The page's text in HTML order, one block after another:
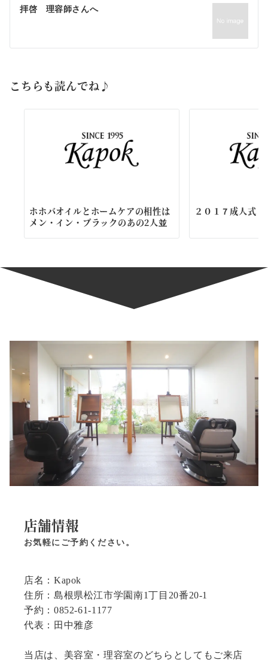
ゲ
シ
ン
拝啓 理容師さんへ
こちらも読んでね♪
ホホバオイルとホームケアの相性は
メン・イン・ブラックのあの2人並
２０１７成人式
店舗情報
お気軽にご予約ください。
店名：Kapok
住所：島根県松江市学園南1丁目20番20-1
予約：0852-61-1177
代表：田中雅彦
当店は、美容室・理容室のどちらとしてもご来店